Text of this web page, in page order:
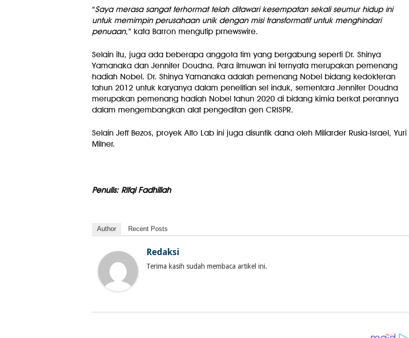
“Saya merasa sangat terhormat telah ditawari kesempatan sekali seumur hidup ini
untuk memimpin perusahaan unik dengan misi transformatif untuk menghindari
penuaan,” kata Barron mengutip prnewswire.
Selain itu, juga ada beberapa anggota tim yang bergabung seperti Dr. Shinya
Yamanaka dan Jennifer Doudna. Para ilmuwan ini ternyata merupakan pemenang
hadiah Nobel. Dr. Shinya Yamanaka adalah pemenang Nobel bidang kedokteran
tahun 2012 untuk karyanya dalam penelitian sel induk, sementara Jennifer Doudna
merupakan pemenang hadiah Nobel tahun 2020 di bidang kimia berkat perannya
dalam mengembangkan alat pengeditan gen CRISPR.
Selain Jeff Bezos, proyek Alto Lab ini juga disuntik dana oleh Miliarder Rusia-Israel, Yuri
Milner.
Penulis: Rifqi Fadhillah
Author Recent Posts
Redaksi
Terima kasih sudah membaca artikel ini.